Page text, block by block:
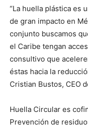
“La huella plástica es
de gran impacto en
conjunto buscamos
el Caribe tengan
consultivo que
éstas hacia la
Cristian Bustos, CEO
Huella Circular es
Prevención de